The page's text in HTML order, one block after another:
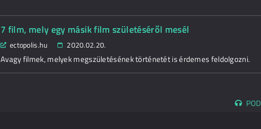
7 film, mely egy másik film születéséről mesél
ectopolis.hu 2020.02.20.
Avagy filmek, melyek megszületésének történetét is érdemes feldolgozni.